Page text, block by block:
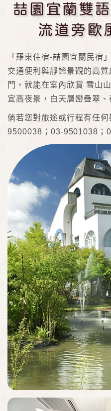
喆園宜蘭雙
流道旁歐
「羅東住宿-喆園宜蘭民宿
交通便利與靜謐景觀的高
門，就能在室內欣賞 雪山
宜高夜景，白天層巒疊翠
倘若您對旅途或行程有任
9500038；03-9501038；